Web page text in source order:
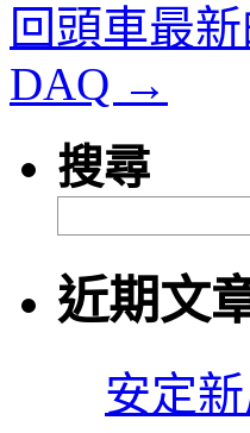
回頭車最
DAQ →
搜尋
近期文
安定